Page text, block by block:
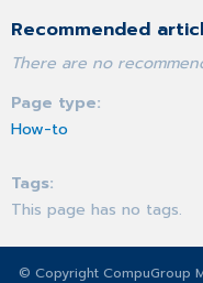
Recommended
There are no
Page type
How-to
Tags
This page has no tags.
© Copyright CompuGroup